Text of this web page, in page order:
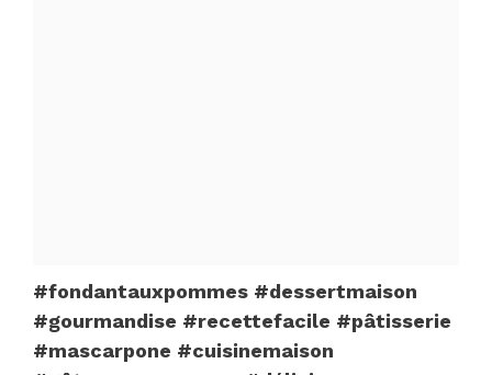
#fondantauxpommes #dessertmaison
#gourmandise #recettefacile #pâtisserie
#mascarpone #cuisinemaison